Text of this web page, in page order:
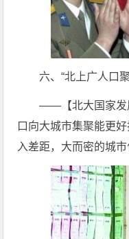
六、“北上广人口
——【北大国家发
口向大城市集聚能更
入差距，大而密的城市